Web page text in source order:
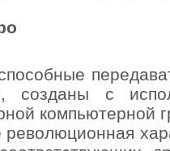
созданы с
компьютерной
революционная